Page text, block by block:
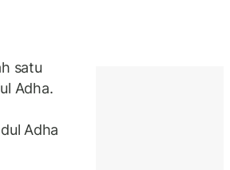
satu
Adha.
Adha